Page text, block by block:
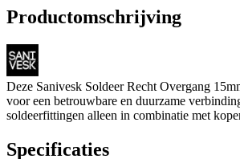
Productomschrijving
Deze Sanivesk Soldeer Recht Overgang
voor een betrouwbare en duurzame
soldeerfittingen alleen in combinatie met
Specificaties